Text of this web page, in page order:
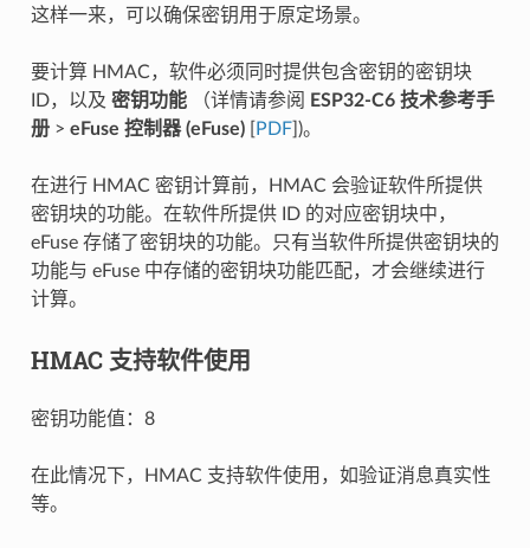
这样一来，可以确保密钥用于原定场景。
要计算 HMAC，软件必须同时提供包含密钥的密钥块
ID，以及 密钥功能（详情请参阅
ESP32-C6 技术参考手
册> eFuse 控制器 (eFuse)[ PDF])。
在进行 HMAC 密钥计算前，HMAC 会验证软件所提供
密钥块的功能。在软件所提供 ID 的对应密钥块中，
eFuse 存储了密钥块的功能。只有当软件所提供密钥块的
功能与 eFuse 中存储的密钥块功能匹配，才会继续进行
计算。
HMAC 支持软件使用
密钥功能值：8
在此情况下，HMAC 支持软件使用，如验证消息真实性
等。